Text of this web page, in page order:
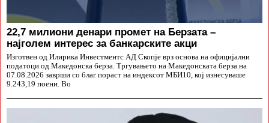
22,7 милиони денари промет на Берзата –
најголем интерес за банкарските акци
Изготвен од Илирика Инвестментс АД Скопје врз основа на официјални
податоци од Македонска берза. Тргувањето на Македонската берза на
07.08.2026 заврши со благ пораст на индексот МБИ10, кој изнесуваше
9.243,19 поени. Во